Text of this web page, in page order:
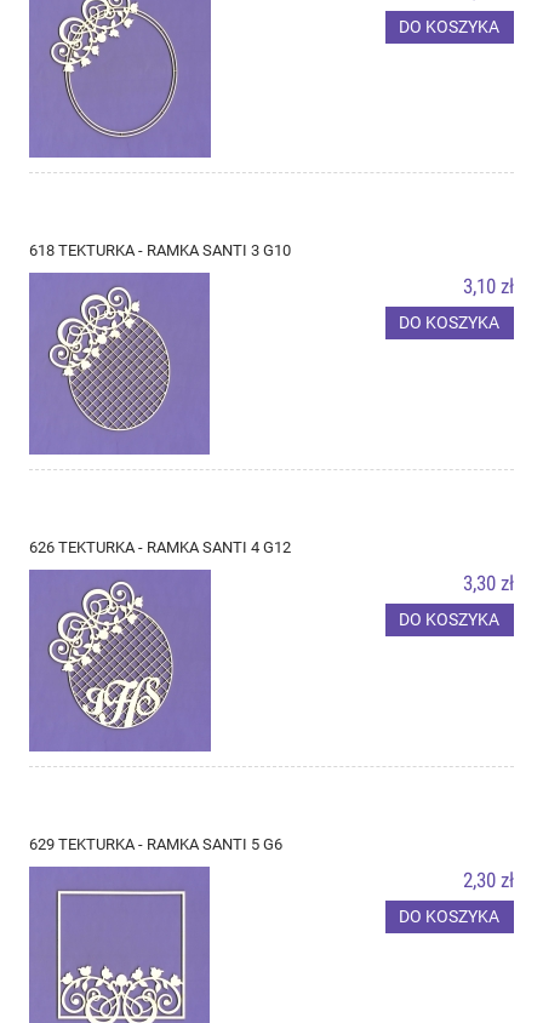
DO KOSZYKA
618 TEKTURKA - RAMKA SANTI 3 G10
3,10 zł
DO KOSZYKA
626 TEKTURKA - RAMKA SANTI 4 G12
3,30 zł
DO KOSZYKA
629 TEKTURKA - RAMKA SANTI 5 G6
2,30 zł
DO KOSZYKA